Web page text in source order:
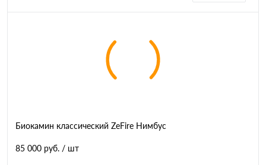
Биокамин классический ZeFire Нимбус
85 000 руб. / шт